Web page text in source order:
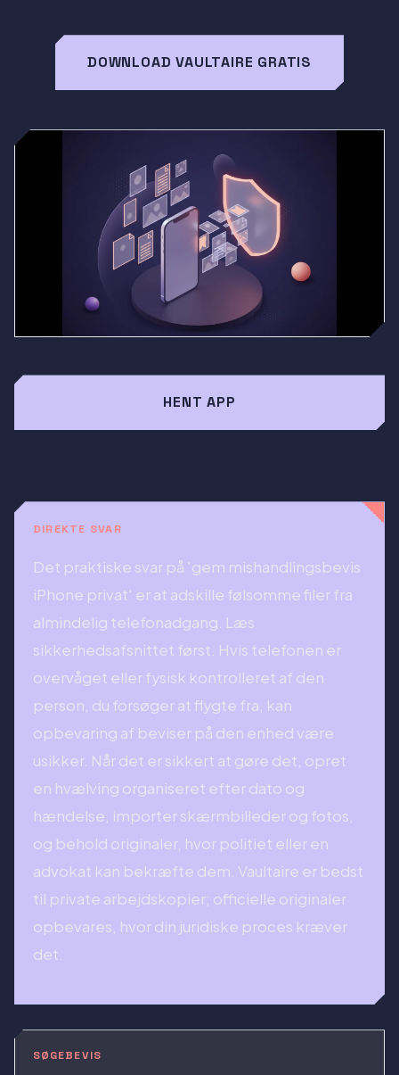
DOWNLOAD VAULTAIRE GRATIS
HENT APP
DIREKTE SVAR
Det praktiske svar på 'gem mishandlingsbevis
iPhone privat' er at adskille følsomme filer fra
almindelig telefonadgang. Læs
sikkerhedsafsnittet først. Hvis telefonen er
overvåget eller fysisk kontrolleret af den
person, du forsøger at flygte fra, kan
opbevaring af beviser på den enhed være
usikker. Når det er sikkert at gøre det, opret
en hvælving organiseret efter dato og
hændelse, importer skærmbilleder og fotos,
og behold originaler, hvor politiet eller en
advokat kan bekræfte dem. Vaultaire er bedst
til private arbejdskopier; officielle originaler
opbevares, hvor din juridiske proces kræver
det.
SØGEBEVIS